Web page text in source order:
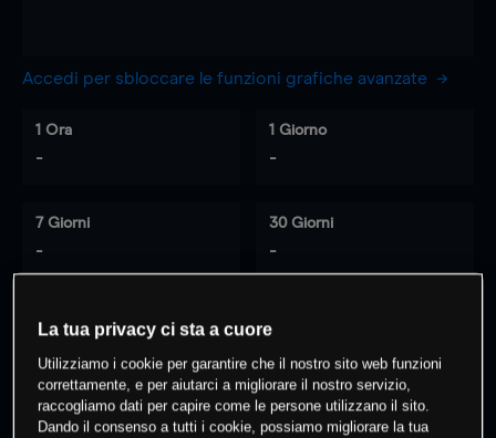
Accedi per sbloccare le funzioni grafiche avanzate
1 Ora
-
1 Giorno
-
7 Giorni
-
30 Giorni
-
% dei clienti hanno posizioni
questo prodotto
La tua privacy ci sta a cuore
Utilizziamo i cookie per garantire che il nostro sito web funzioni
correttamente, e per aiutarci a migliorare il nostro servizio,
raccogliamo dati per capire come le persone utilizzano il sito.
Dando il consenso a tutti i cookie, possiamo migliorare la tua